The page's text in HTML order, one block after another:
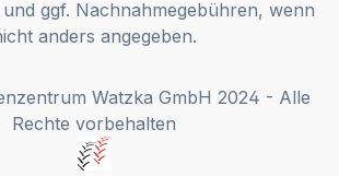
ggf. Nachnahmegebühren, wenn
anders angegeben.
Watzka GmbH 2024 - Alle
Rechte vorbehalten